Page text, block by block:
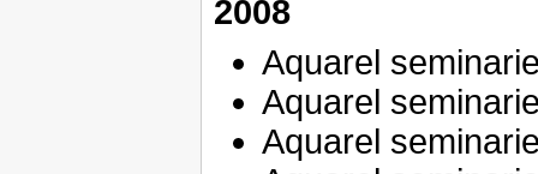
2008
Aquarel
Aquarel
Aquarel